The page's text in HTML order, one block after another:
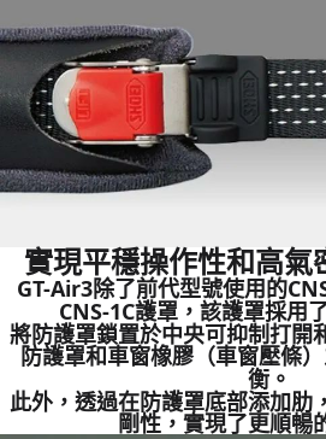
實現平穩操作性和高氣
GT-Air3除了前代型號使用的
CNS-1C護罩，該護罩採用
將防護罩鎖置於中央可抑制打開
防護罩和車窗橡膠（車窗壓條
衡。
此外，透過在防護罩底部添加肋
剛性，實現了更順暢